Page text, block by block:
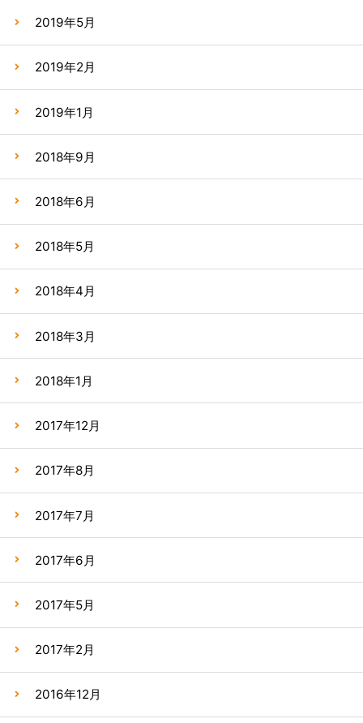
2019年5月
2019年2月
2019年1月
2018年9月
2018年6月
2018年5月
2018年4月
2018年3月
2018年1月
2017年12月
2017年8月
2017年7月
2017年6月
2017年5月
2017年2月
2016年12月